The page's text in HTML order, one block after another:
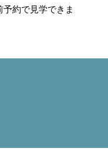
の同意を得る
約で見学できま